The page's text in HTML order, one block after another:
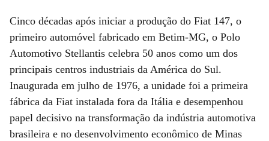
Cinco décadas após iniciar a produção do Fiat 147, o
primeiro automóvel fabricado em Betim-MG, o Polo
Automotivo Stellantis celebra 50 anos como um dos
principais centros industriais da América do Sul.
Inaugurada em julho de 1976, a unidade foi a primeira
fábrica da Fiat instalada fora da Itália e desempenhou
papel decisivo na transformação da indústria automotiva
brasileira e no desenvolvimento econômico de Minas